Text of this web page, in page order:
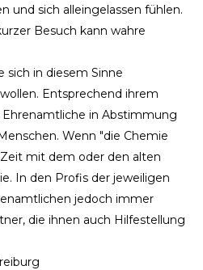
und sich alleingelassen fühlen.
Besuch kann wahre
sich in diesem Sinne
Entsprechend ihrem
in Abstimmung
Wenn "die Chemie
mit dem oder den alten
In den Profis der jeweiligen
jedoch immer
die ihnen auch Hilfestellung